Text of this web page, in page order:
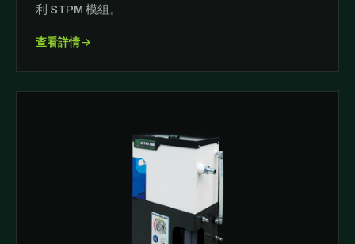
利 STPM 模組。
查看詳情